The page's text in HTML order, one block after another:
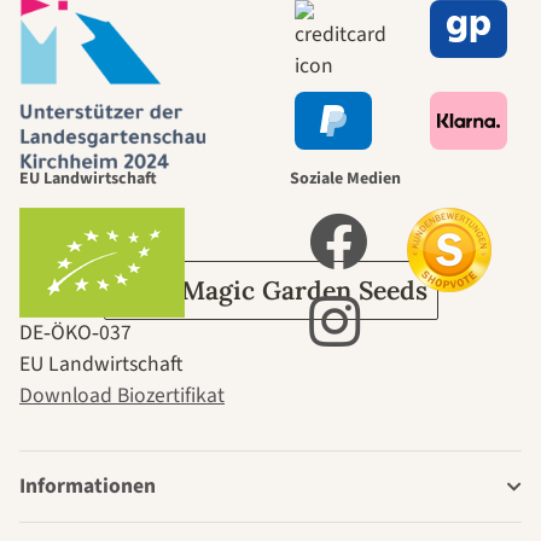
selbst führt
durch den
Garten
Über Magic Garden Seeds
EU Landwirtschaft
DE‑ÖKO‑037
EU Landwirtschaft
Download Biozertifikat
Soziale Medien
Informationen